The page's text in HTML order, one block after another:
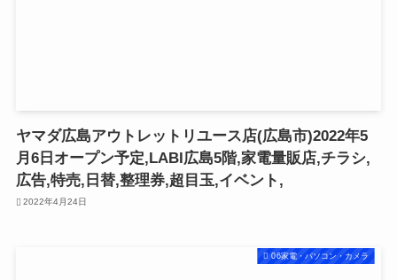
ヤマダ広島アウトレットリユース店(広島市)2022年5
月6日オープン予定,LABI広島5階,家電量販店,チラシ,
広告,特売,日替,整理券,超目玉,イベント,
2022年4月24日
06家電・パソコン・カメラ